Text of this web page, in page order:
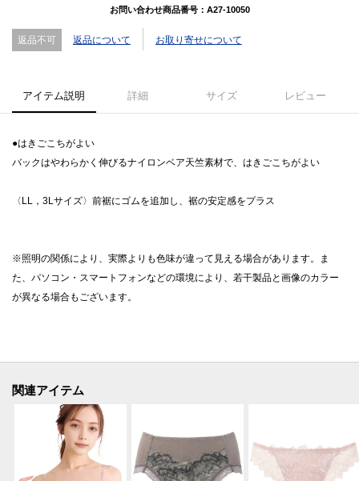
お問い合わせ商品番号： A27-10050
返品不可 返品について お取り寄せについて
アイテム説明 詳細 サイズ レビュー
●はきごこちがよい
バックはやわらかく伸びるナイロンベア天竺素材で、はきごこちがよい
〈LL，3Lサイズ〉前裾にゴムを追加し、裾の安定感をプラス
※照明の関係により、実際よりも色味が違って見える場合があります。ま
た、パソコン・スマートフォンなどの環境により、若干製品と画像のカラー
が異なる場合もございます。
関連アイテム